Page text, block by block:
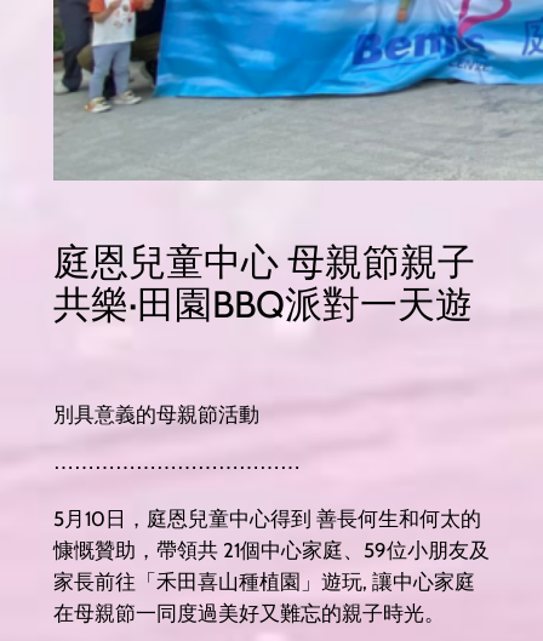
庭恩兒童中心 母親節親子
共樂·田園BBQ派對一天遊
別具意義的母親節活動
⋯⋯⋯⋯⋯⋯⋯⋯⋯⋯⋯⋯
5月10日，庭恩兒童中心得到 善長何生和何太的
慷慨贊助，帶領共 21個中心家庭、59位小朋友及
家長前往「禾田喜山種植園」遊玩, 讓中心家庭
在母親節一同度過美好又難忘的親子時光。